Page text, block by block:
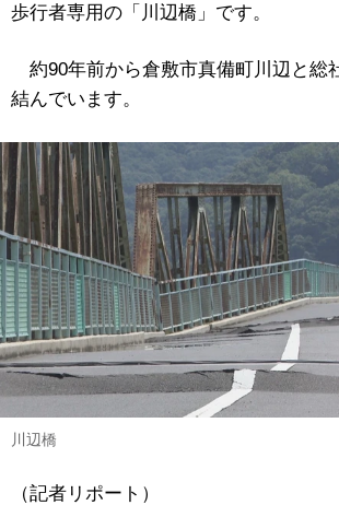
歩行者専用の「川辺橋」です。
約90年前から倉敷市真備町川辺と総
結んでいます。
川辺橋
（記者リポート）